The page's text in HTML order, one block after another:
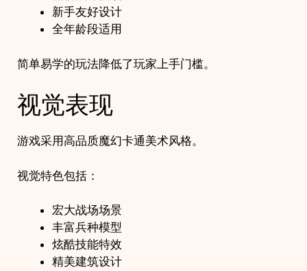
新手友好设计
全年龄段适用
简单易学的玩法降低了玩家上手门槛。
视觉表现
游戏采用高品质魔幻卡通美术风格。
视觉特色包括：
宏大战场场景
丰富兵种模型
炫酷技能特效
精美建筑设计